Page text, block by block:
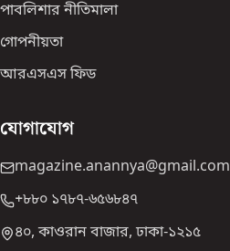
পাবলিশার নীতিমালা
গোপনীয়তা
আরএসএস ফিড
যোগাযোগ
magazine.anannya@gmail.com
+৮৮০ ১৭৮৭-৬৫৬৮৪৭
৪০, কাওরান বাজার, ঢাকা-১২১৫